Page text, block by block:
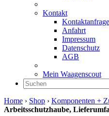
Kontakt
Kontaktanfrage
Anfahrt
Impressum
Datenschutz
AGB
Mein Waagenscout
Home › Shop › Komponenten +
Arbeitsschutzhaube,